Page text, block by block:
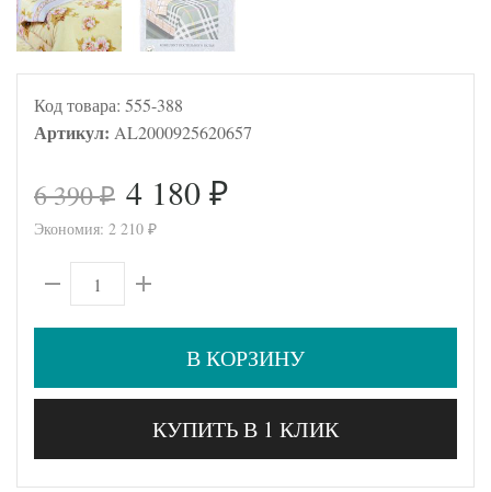
Код товара: 555-388
Артикул: AL2000925620657
6 390₽ 4 180 ₽
Экономия: 2 210 ₽
В КОРЗИНУ
КУПИТЬ В 1 КЛИК